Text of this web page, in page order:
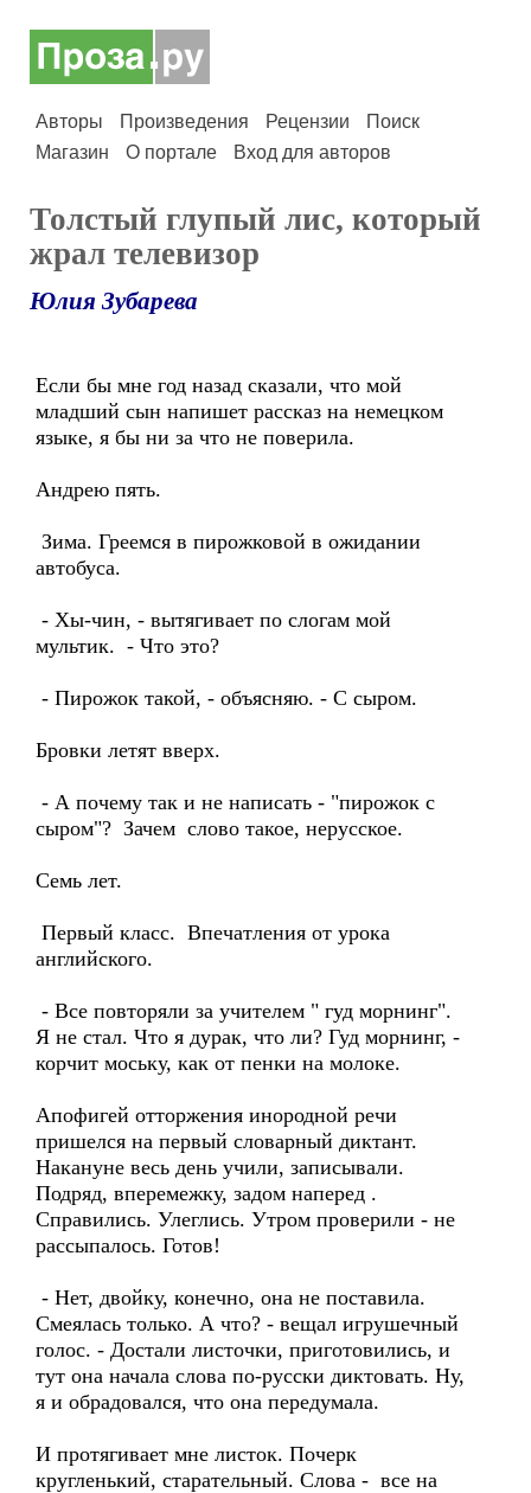
Авторы Произведения Рецензии
Поиск
Магазин
О портале Вход для авторов
Толстый глупый лис, который
жрал телевизор
Юлия Зубарева
Если бы мне год назад сказали, что мой
младший сын напишет рассказ на немецком
языке, я бы ни за что не поверила.
Андрею пять.
Зима. Греемся в пирожковой в ожидании
автобуса.
- Хы-чин, - вытягивает по слогам мой
мультик. - Что это?
- Пирожок такой, - объясняю. - С сыром.
Бровки летят вверх.
- А почему так и не написать - "пирожок с
сыром"? Зачем слово такое, нерусское.
Семь лет.
Первый класс. Впечатления от урока
английского.
- Все повторяли за учителем " гуд морнинг".
Я не стал. Что я дурак, что ли? Гуд морнинг, -
корчит моську, как от пенки на молоке.
Апофигей отторжения инородной речи
пришелся на первый словарный диктант.
Накануне весь день учили, записывали.
Подряд, вперемежку, задом наперед .
Справились. Улеглись. Утром проверили - не
рассыпалось. Готов!
- Нет, двойку, конечно, она не поставила.
Смеялась только. А что? - вещал игрушечный
голос. - Достали листочки, приготовились, и
тут она начала слова по-русски диктовать. Ну,
я и обрадовался, что она передумала.
И протягивает мне листок. Почерк
кругленький, старательный. Слова - все на